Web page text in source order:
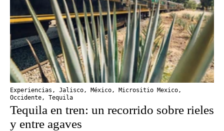
Experiencias , Jalisco, México, Micrositio Mexico,
Occidente, Tequila
Tequila en tren: un recorrido sobre rieles
y entre agaves